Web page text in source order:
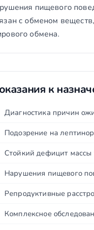
пищевого
с обменом
обмена.
к
Диагностика причин
Подозрение на
Стойкий дефицит массы
Нарушения пищевого
Репродуктивные
Комплексное